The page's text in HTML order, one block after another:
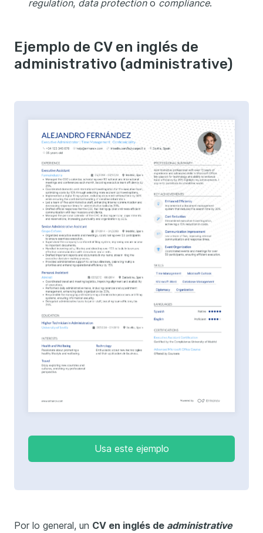
regulation, data protectiono compliance.
Ejemplo de CV en inglés de
administrativo (administrative)
Usa este ejemplo
Por lo general, un CV en inglés de administrative